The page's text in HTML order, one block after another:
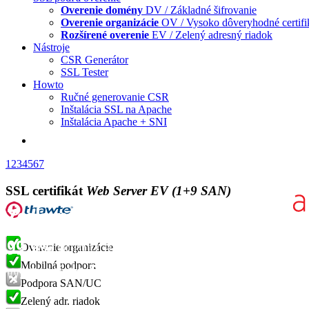
Overenie domény DV / Základné šifrovanie
Overenie organizácie OV / Vysoko dôveryhodné
Rozšírené overenie EV / Zelený adresný riadok
Nástroje
CSR Generátor
SSL Tester
Howto
Ručné generovanie CSR
Inštalácia SSL na Apache
Inštalácia Apache + SNI
1 234567
SSL certifikát Web Server EV (1+9 SAN)
Overenie organizácie
Mobilná podpora
Podpora SAN/UC
Zelený adr. riadok